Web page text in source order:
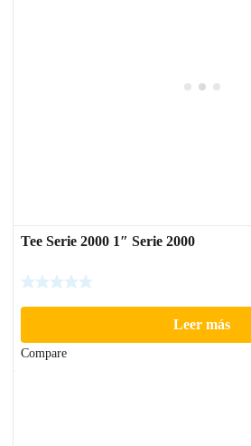
Tee Serie 2000 1″ Serie 2000
Leer más
Compare